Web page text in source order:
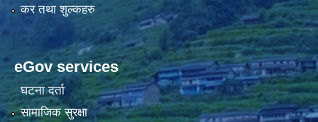
कर तथा शुल्कहरु
eGov services
घटना दर्ता
सामाजिक सुरक्षा